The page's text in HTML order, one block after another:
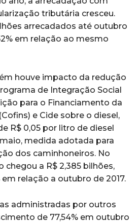
tributária cresceu.
arrecadados até outubro
em relação ao mesmo
houve impacto da redução
de Integração Social
para o Financiamento da
e Cide sobre o diesel,
R$ 0,05 por litro de diesel
medida adotada para
dos caminhoneiros. No
chegou a R$ 2,385 bilhões,
em relação a outubro de 2017.
administradas por outros
de 77,54% em outubro